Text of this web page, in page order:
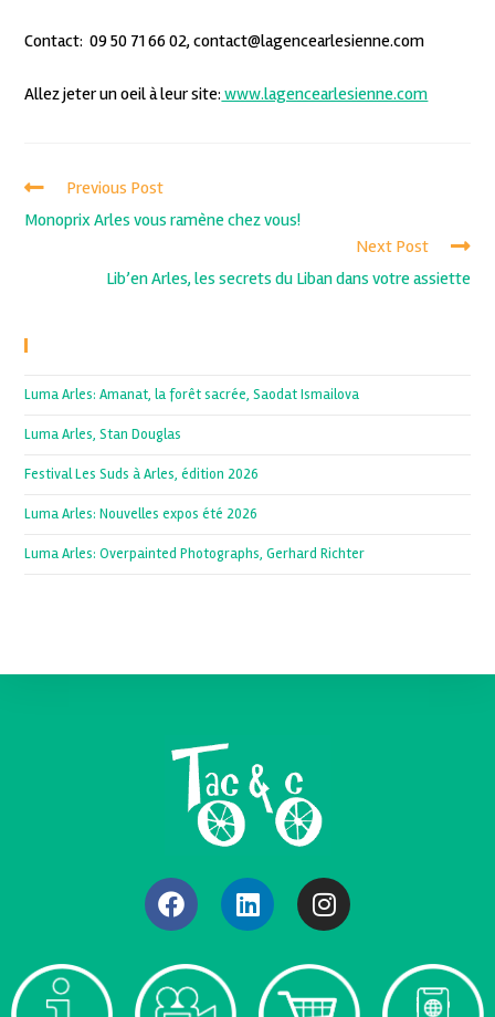
Contact: 09 50 71 66 02, contact@lagencearlesienne.com
Allez jeter un oeil à leur site: www.lagencearlesienne.com
Previous Post
Monoprix Arles vous ramène chez vous!
Next Post
Lib’en Arles, les secrets du Liban dans votre assiette
Luma Arles: Amanat, la forêt sacrée, Saodat Ismailova
Luma Arles, Stan Douglas
Festival Les Suds à Arles, édition 2026
Luma Arles: Nouvelles expos été 2026
Luma Arles: Overpainted Photographs, Gerhard Richter